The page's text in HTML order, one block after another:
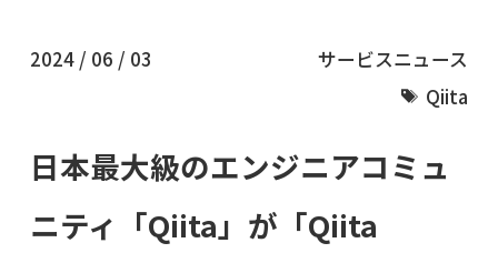
2024 / 06 / 03
サービスニュース
Qiita
日本最大級のエンジニアコミュ
ニティ「Qiita」が「Qiita